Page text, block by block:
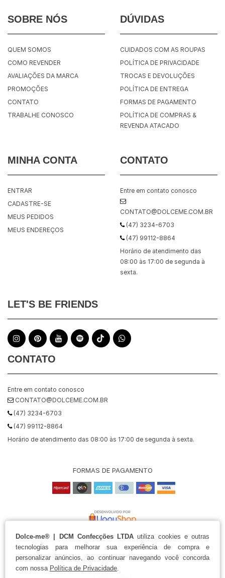
Dolce-me® | DCM Confecções LTDA utiliza cookies e outras
tecnologias para melhorar sua experiência de compra e
personalizar anúncios, ao continuar navegando você concorda
com nossa Política de Privacidade
SOBRE NÓS
QUEM SOMOS
COMO REVENDER
AVALIAÇÕES DA MARCA
PROMOÇÕES
CONTATO
TRABALHE CONOSCO
DÚVIDAS
CUIDADOS COM AS ROUPAS
POLÍTICA DE PRIVACIDADE
TROCAS E DEVOLUÇÕES
POLÍTICA DE ENTREGA
FORMAS DE PAGAMENTO
POLÍTICA DE COMPRAS &
REVENDA ATACADO
MINHA CONTA
ENTRAR
CADASTRE-SE
MEUS PEDIDOS
MEUS ENDEREÇOS
CONTATO
Entre em contato conosco
CONTATO@DOLCEME.COM.BR
(47) 3234-6703
(47) 99112-8864
Horário de atendimento das
08:00 às 17:00 de segunda à
sexta.
LET'S BE FRIENDS
CONTATO
Entre em contato conosco
CONTATO@DOLCEME.COM.BR
(47) 3234-6703
(47) 99112-8864
Horário de atendimento das 08:00 às 17:00 de segunda à sexta.
FORMAS DE PAGAMENTO
DOLCE-ME® | DCM CONFECÇÕES LTDA - CNPJ: 30.748.411/0001-20
RUA SÃO SEBASTIÃO, Nº 96 ITOUPAVA NORTE - BLUMENAU SC -
BRASIL